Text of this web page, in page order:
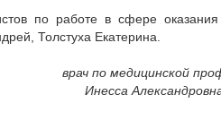
по работе в сфере оказания
Толстуха Екатерина.
врач по медицинской
Инесса